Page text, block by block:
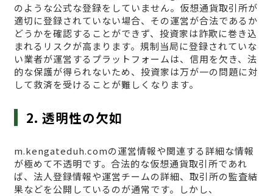
のような公式な登録をしていません。仮想通貨取引所が
適切に登録されていない場合、その運営が合法であるか
どうかを確認することができず、投資家は詐欺に巻き込
まれるリスクが高まります。規制当局に登録されていな
い業者が運営するプラットフォームは、信用を欠き、法
的な保護が得られないため、投資家は万が一の問題に対
して救済を受けることが難しくなります。
2. 透明性の欠如
m.kengateduh.comの運営情報や関連する詳細な情報
が極めて不透明です。合法的な仮想通貨取引所であれ
ば、法人登録情報や運営チームの詳細、取引所の監査結
果などを公開しているのが通常です。しかし、